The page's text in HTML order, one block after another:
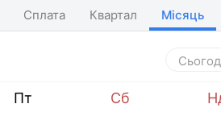
Сплата Квартал Місяць
Пт Сб